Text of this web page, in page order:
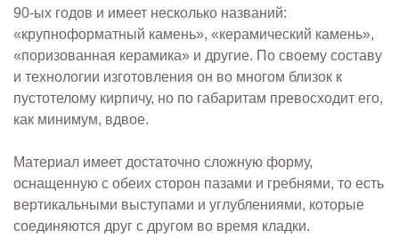
90-ых годов и имеет несколько названий:
«крупноформатный камень», «керамический камень»,
«поризованная керамика» и другие. По своему составу
и технологии изготовления он во многом близок к
пустотелому кирпичу, но по габаритам превосходит его,
как минимум, вдвое.
Материал имеет достаточно сложную форму,
оснащенную с обеих сторон пазами и гребнями, то есть
вертикальными выступами и углублениями, которые
соединяются друг с другом во время кладки.